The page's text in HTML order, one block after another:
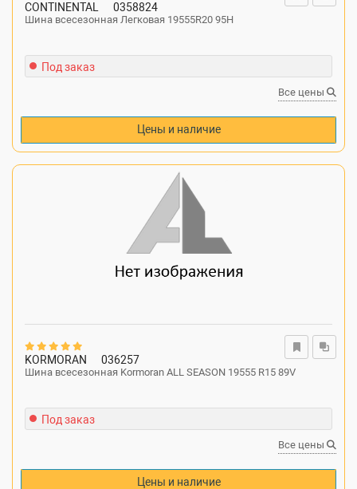
CONTINENTAL 0358824
Шина всесезонная Легковая 19555R20 95H
Под заказ
Все цены
Цены и наличие
KORMORAN 036257
Шина всесезонная Kormoran ALL SEASON 19555 R15 89V
Под заказ
Все цены
Цены и наличие